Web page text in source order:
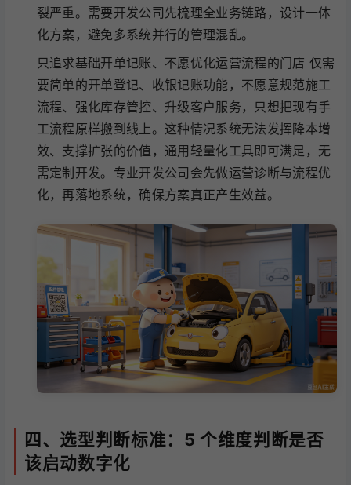
裂严重。需要开发公司先梳理全业务链路，设计一体
化方案，避免多系统并行的管理混乱。
只追求基础开单记账、不愿优化运营流程的门店 仅需
要简单的开单登记、收银记账功能，不愿意规范施工
流程、强化库存管控、升级客户服务，只想把现有手
工流程原样搬到线上。这种情况系统无法发挥降本增
效、支撑扩张的价值，通用轻量化工具即可满足，无
需定制开发。专业开发公司会先做运营诊断与流程优
化，再落地系统，确保方案真正产生效益。
四、选型判断标准：5 个维度判断是否
该启动数字化